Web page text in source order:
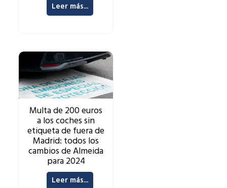
Leer más...
Multa de 200 euros
a los coches sin
etiqueta de fuera de
Madrid: todos los
cambios de Almeida
para 2024
Leer más...